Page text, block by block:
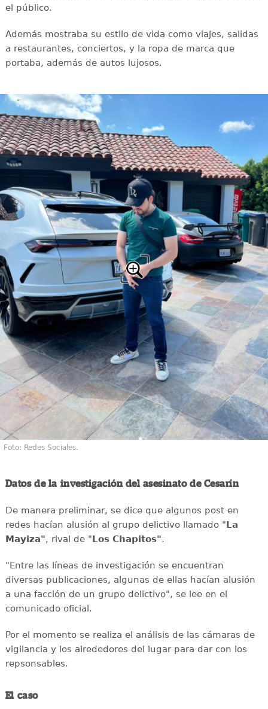
el público.
Además mostraba su estilo de vida como viajes, salidas
a restaurantes, conciertos, y la ropa de marca que
portaba, además de autos lujosos.
Foto: Redes Sociales.
Datos de la investigación del asesinato de Cesarín
De manera preliminar, se dice que algunos post en
redes hacían alusión al grupo delictivo llamado "La
Mayiza", rival de "Los Chapitos".
"Entre las líneas de investigación se encuentran
diversas publicaciones, algunas de ellas hacían alusión
a una facción de un grupo delictivo", se lee en el
comunicado oficial.
Por el momento se realiza el análisis de las cámaras de
vigilancia y los alrededores del lugar para dar con los
repsonsables.
El caso